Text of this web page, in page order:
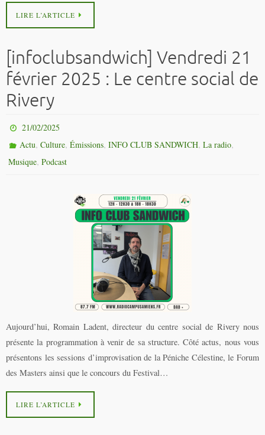
LIRE L’ARTICLE
[infoclubsandwich] Vendredi 21
février 2025 : Le centre social de
Rivery
21/02/2025
Actu,Culture,Émissions,INFO CLUB SANDWICH,La radio,
Musique, Podcast
Aujourd’hui, Romain Ladent, directeur du centre social de Rivery nous
présente la programmation à venir de sa structure. Côté actus, nous vous
présentons les sessions d’improvisation de la Péniche Célestine, le Forum
des Masters ainsi que le concours du Festival…
LIRE L’ARTICLE